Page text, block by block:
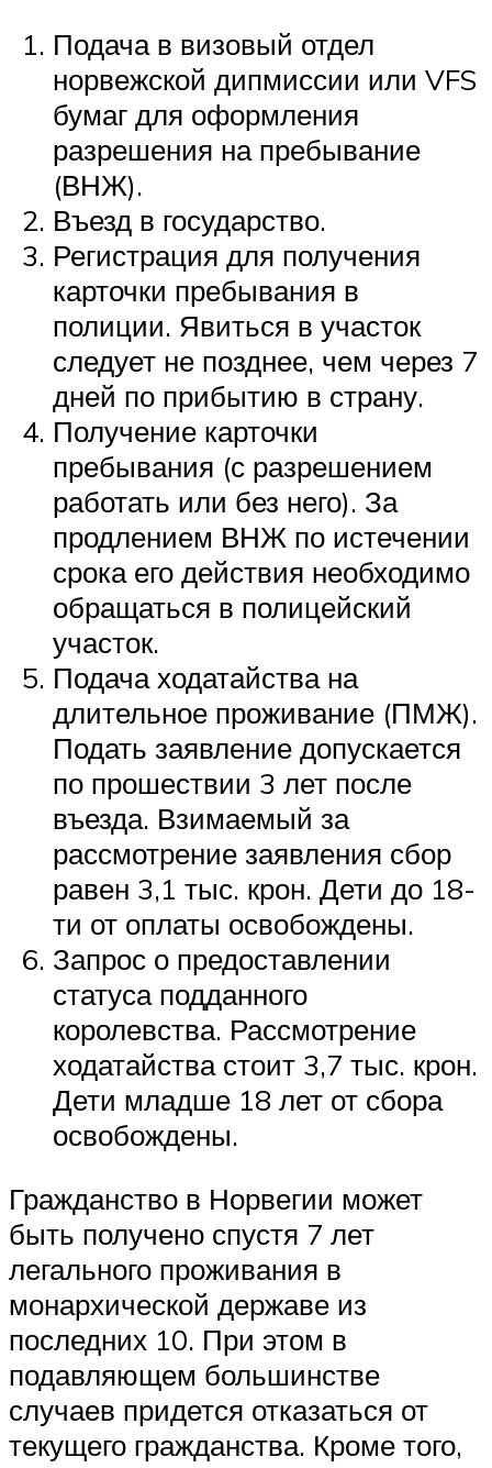
Подача в визовый отдел
норвежской дипмиссии или VFS
бумаг для оформления
разрешения на пребывание
(ВНЖ).
Въезд в государство.
Регистрация для получения
карточки пребывания в
полиции. Явиться в участок
следует не позднее, чем через 7
дней по прибытию в страну.
Получение карточки
пребывания (с разрешением
работать или без него). За
продлением ВНЖ по истечении
срока его действия необходимо
обращаться в полицейский
участок.
Подача ходатайства на
длительное проживание (ПМЖ).
Подать заявление допускается
по прошествии 3 лет после
въезда. Взимаемый за
рассмотрение заявления сбор
равен 3,1 тыс. крон. Дети до 18-
ти от оплаты освобождены.
Запрос о предоставлении
статуса подданного
королевства. Рассмотрение
ходатайства стоит 3,7 тыс. крон.
Дети младше 18 лет от сбора
освобождены.
Гражданство в Норвегии может
быть получено спустя 7 лет
легального проживания в
монархической державе из
последних 10. При этом в
подавляющем большинстве
случаев придется отказаться от
текущего гражданства. Кроме того,